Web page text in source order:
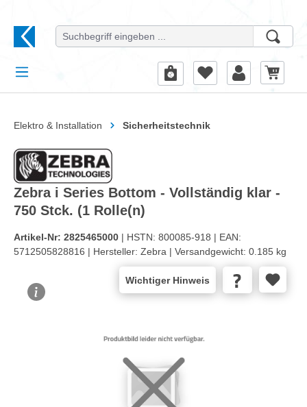
Elektro & Installation Sicherheitstechnik
Zebra i Series Bottom - Vollständig klar -
750 Stck. (1 Rolle(n)
Artikel-Nr: 2825465000 | HSTN: 800085-918 | EAN:
5712505828816 | Hersteller: Zebra | Versandgewicht: 0.185 kg
Wichtiger Hinweis